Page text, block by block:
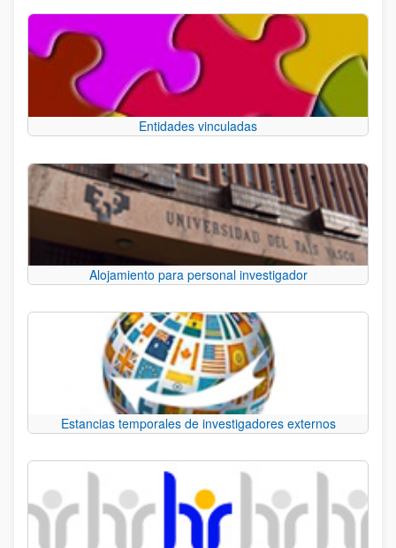
Entidades vinculadas
Alojamiento para personal investigador
Estancias temporales de investigadores externos